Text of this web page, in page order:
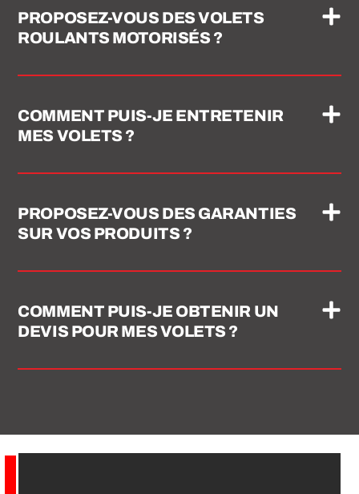
PROPOSEZ-VOUS DES VOLETS
ROULANTS MOTORISÉS ?
COMMENT PUIS-JE ENTRETENIR
MES VOLETS ?
PROPOSEZ-VOUS DES GARANTIES
SUR VOS PRODUITS ?
COMMENT PUIS-JE OBTENIR UN
DEVIS POUR MES VOLETS ?